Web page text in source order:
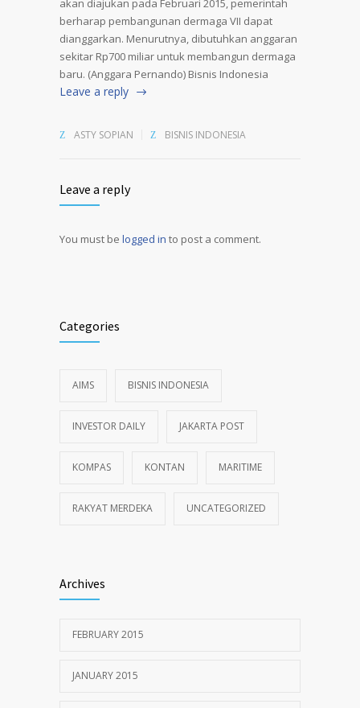
akan diajukan pada Februari 2015, pemerintah
berharap pembangunan dermaga VII dapat
dianggarkan. Menurutnya, dibutuhkan anggaran
sekitar Rp700 miliar untuk membangun dermaga
baru. (Anggara Pernando) Bisnis Indonesia
Leave a reply
ASTY SOPIAN BISNIS INDONESIA
Leave a reply
You must be logged in to post a comment.
Categories
AIMS BISNIS INDONESIA
INVESTOR DAILY JAKARTA POST
KOMPAS KONTAN MARITIME
RAKYAT MERDEKA UNCATEGORIZED
Archives
FEBRUARY 2015
JANUARY 2015